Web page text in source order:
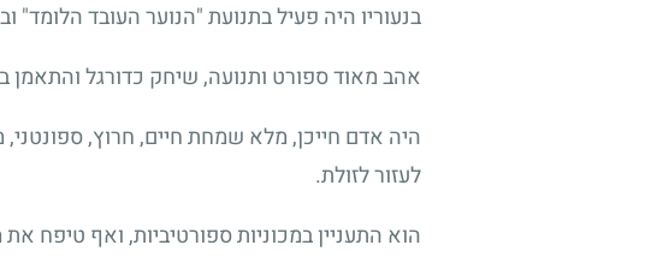
בנעוריו היה פעיל בתנועת "הנוער העובד הלומד"
אהב מאוד ספורט ותנועה, שיחק כדורגל והתאמן
היה אדם חייכן, מלא שמחת חיים, חרוץ,
לעזור לזולת.
הוא התעניין במכוניות ספורטיביות, ואף טיפח